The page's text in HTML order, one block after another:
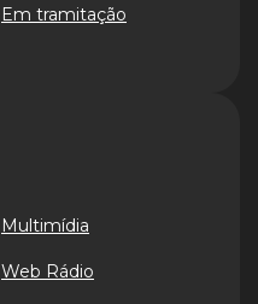
Em tramitação
Multimídia
Web Rádio